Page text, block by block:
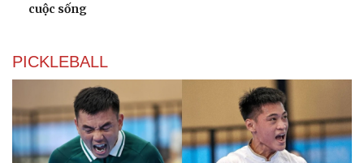
cuộc sống
PICKLEBALL